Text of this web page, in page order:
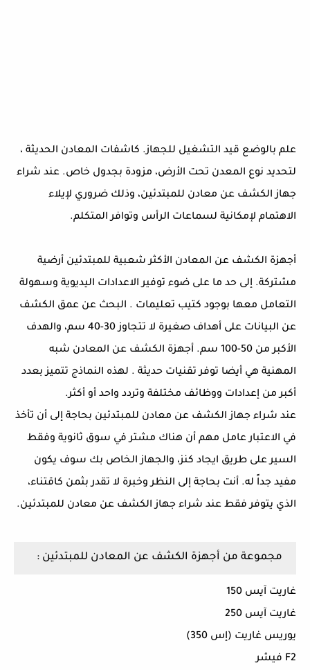
علم بالوضع قيد التشغيل للجهاز. كاشفات المعادن الحديثة ،
لتحديد نوع المعدن تحت الأرض، مزودة بجدول خاص. عند شراء
جهاز الكشف عن معادن للمبتدئين، وذلك ضروري لإيلاء
الاهتمام لإمكانية لسماعات الرأس وتوافر المتكلم.
أجهزة الكشف عن المعادن الأكثر شعبية للمبتدئين أرضية
مشتركة. إلى حد ما على ضوء توفير الاعدادات اليديوية وسهولة
التعامل معها بوجود كتيب تعليمات . البحث عن عمق الكشف
عن البيانات على أهداف صغيرة لا تتجاوز 30-40 سم، والهدف
الأكبر من 50-100 سم. أجهزة الكشف عن المعادن شبه
المهنية هي أيضا توفر تقنيات حديثة . لهذه النماذج تتميز بعدد
أكبر من إعدادات ووظائف مختلفة وتردد واحد أو أكثر.
عند شراء جهاز الكشف عن معادن للمبتدئين بحاجة إلى أن تأخذ
في الاعتبار عامل مهم أن هناك مشتر في سوق ثانوية وفقط
السير على طريق ايجاد كنز، والجهاز الخاص بك سوف يكون
مفيد جداً له. أنت بحاجة إلى النظر وخبرة لا تقدر بثمن كاقتناء،
الذي يتوفر فقط عند شراء جهاز الكشف عن معادن للمبتدئين.
مجموعة من أجهزة الكشف عن المعادن للمبتدئين :
غاريت آيس 150
غاريت آيس 250
يوريس غاريت (إس 350)
F2 فيشر